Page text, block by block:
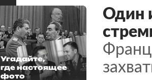
Один
Угадайте,
где настоящее
фото